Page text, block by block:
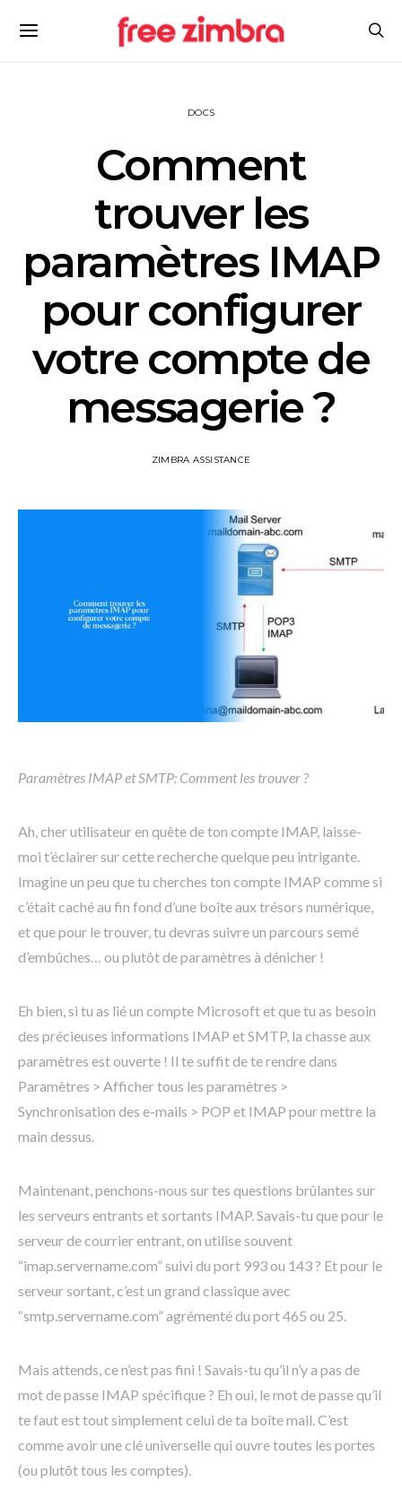
DOCS
Comment
trouver les
paramètres IMAP
pour configurer
votre compte de
messagerie ?
ZIMBRA ASSISTANCE
Paramètres IMAP et SMTP: Comment les trouver ?
Ah, cher utilisateur en quête de ton compte IMAP, laisse-
moi t’éclairer sur cette recherche quelque peu intrigante.
Imagine un peu que tu cherches ton compte IMAP comme si
c’était caché au fin fond d’une boîte aux trésors numérique,
et que pour le trouver, tu devras suivre un parcours semé
d’embûches… ou plutôt de paramètres à dénicher !
Eh bien, si tu as lié un compte Microsoft et que tu as besoin
des précieuses informations IMAP et SMTP, la chasse aux
paramètres est ouverte ! Il te suffit de te rendre dans
Paramètres > Afficher tous les paramètres >
Synchronisation des e-mails > POP et IMAP pour mettre la
main dessus.
Maintenant, penchons-nous sur tes questions brûlantes sur
les serveurs entrants et sortants IMAP. Savais-tu que pour le
serveur de courrier entrant, on utilise souvent
“imap.servername.com” suivi du port 993 ou 143 ? Et pour le
serveur sortant, c’est un grand classique avec
“smtp.servername.com” agrémenté du port 465 ou 25.
Mais attends, ce n’est pas fini ! Savais-tu qu’il n’y a pas de
mot de passe IMAP spécifique ? Eh oui, le mot de passe qu’il
te faut est tout simplement celui de ta boîte mail. C’est
comme avoir une clé universelle qui ouvre toutes les portes
(ou plutôt tous les comptes).